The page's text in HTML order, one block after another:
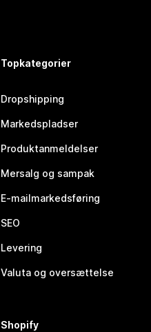
Topkategorier
Dropshipping
Markedspladser
Produktanmeldelser
Mersalg og sampak
E-mailmarkedsføring
SEO
Levering
Valuta og oversættelse
Shopify